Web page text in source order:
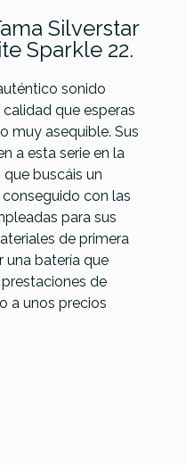
Silverstar
Sparkle 22.
sonido
que esperas
muy asequible. Sus
a esta serie en la
buscáis un
con las
para sus
de primera
una batería que
de
a unos precios